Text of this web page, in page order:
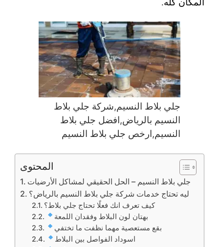
جلي بلاط النسيم,شركة جلي بلاط
النسيم بالرياض,افضل جلي بلاط
النسيم,ارخص جلي بلاط النسيم
المحتوى
جلي بلاط النسيم – الحل الحقيقي لمشاكل الأرضيات
ليه تحتاج خدمات شركة جلي بلاط النسيم بالرياض؟
كيف تعرف انك فعلًا تحتاج جلي بلاط؟
بهتان لون البلاط وفقدان اللمعة
بقع مستعصية مهما نظفت ما تختفي
اسوداد الفواصل بين البلاط